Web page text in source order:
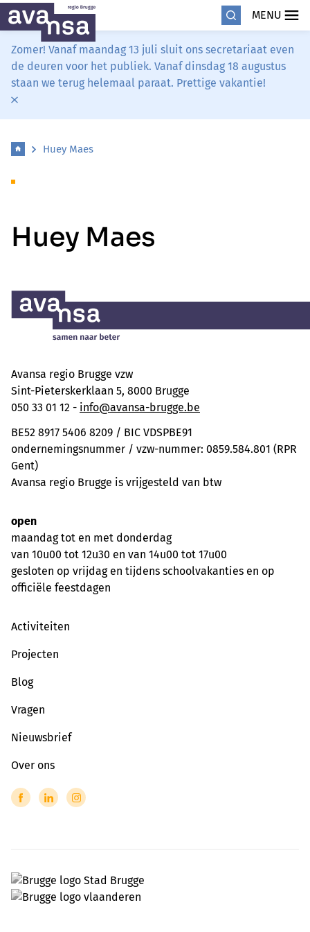
MENU
Zomer! Vanaf maandag 13 juli sluit ons secretariaat even
de deuren voor het publiek. Vanaf dinsdag 18 augustus
staan we terug helemaal paraat. Prettige vakantie!
Huey Maes
Huey Maes
Avansa regio Brugge vzw
Sint-Pieterskerklaan 5, 8000 Brugge
050 33 01 12 - info@avansa-brugge.be
BE52 8917 5406 8209 / BIC VDSPBE91
ondernemingsnummer / vzw-nummer: 0859.584.801 (RPR
Gent)
Avansa regio Brugge is vrijgesteld van btw
open
maandag tot en met donderdag
van 10u00 tot 12u30 en van 14u00 tot 17u00
gesloten op vrijdag en tijdens schoolvakanties en op
officiële feestdagen
Activiteiten
Projecten
Blog
Vragen
Nieuwsbrief
Over ons